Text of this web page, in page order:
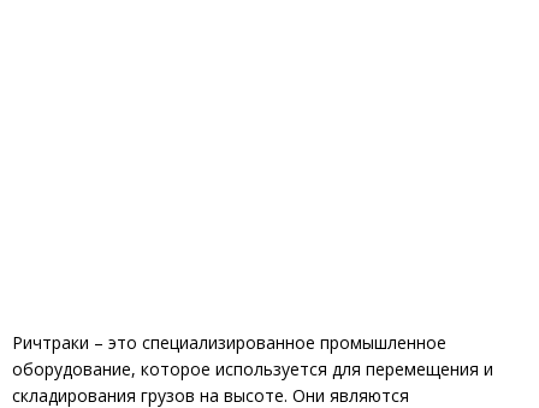
Ричтраки – это специализированное промышленное
оборудование, которое используется для перемещения и
складирования грузов на высоте. Они являются